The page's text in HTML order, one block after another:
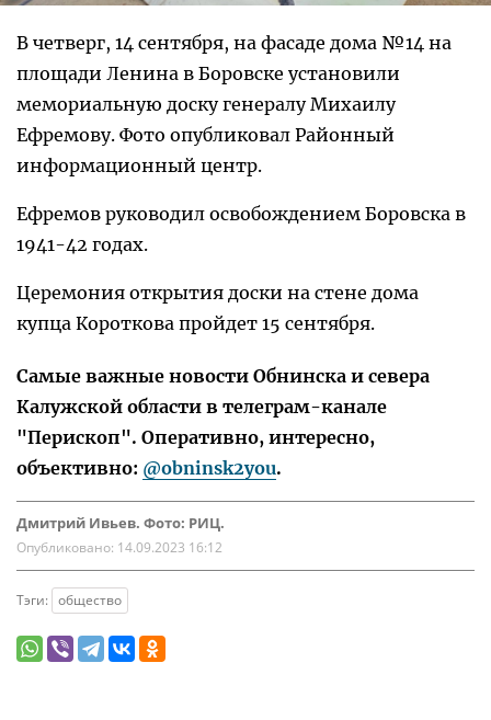
В четверг, 14 сентября, на фасаде дома №14 на
площади Ленина в Боровске установили
мемориальную доску генералу Михаилу
Ефремову. Фото опубликовал Районный
информационный центр.
Ефремов руководил освобождением Боровска в
1941-42 годах.
Церемония открытия доски на стене дома
купца Короткова пройдет 15 сентября.
Самые важные новости Обнинска и севера
Калужской области в телеграм-канале
"Перископ". Оперативно, интересно,
объективно: @obninsk2you.
Дмитрий Ивьев. Фото: РИЦ.
Опубликовано: 14.09.2023 16:12
Тэги: общество